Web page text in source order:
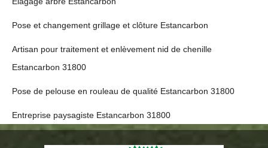
Pose et changement grillage et clôture Estancarbon
Artisan pour traitement et enlèvement nid de chenille
Estancarbon 31800
Pose de pelouse en rouleau de qualité Estancarbon 31800
Entreprise paysagiste Estancarbon 31800